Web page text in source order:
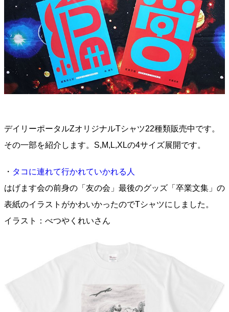
デイリーポータルZオリジナルTシャツ22種類販売中です。
その一部を紹介します。S,M,L,XLの4サイズ展開です。
・ タコに連れて行かれていかれる人
はげます会の前身の「友の会」最後のグッズ「卒業文集」の
表紙のイラストがかわいかったのでTシャツにしました。
イラスト：べつやくれいさん